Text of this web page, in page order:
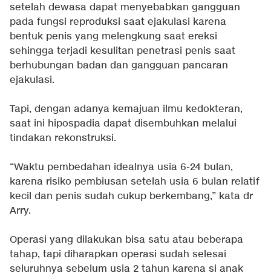
setelah dewasa dapat menyebabkan gangguan
pada fungsi reproduksi saat ejakulasi karena
bentuk penis yang melengkung saat ereksi
sehingga terjadi kesulitan penetrasi penis saat
berhubungan badan dan gangguan pancaran
ejakulasi.
Tapi, dengan adanya kemajuan ilmu kedokteran,
saat ini hipospadia dapat disembuhkan melalui
tindakan rekonstruksi.
“Waktu pembedahan idealnya usia 6-24 bulan,
karena risiko pembiusan setelah usia 6 bulan relatif
kecil dan penis sudah cukup berkembang,” kata dr
Arry.
Operasi yang dilakukan bisa satu atau beberapa
tahap, tapi diharapkan operasi sudah selesai
seluruhnya sebelum usia 2 tahun karena si anak